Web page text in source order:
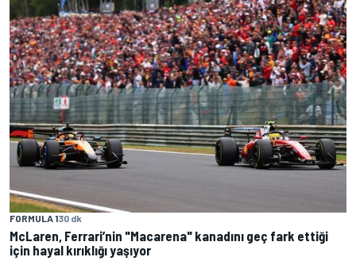
FORMULA 130 dk
McLaren, Ferrari’nin "Macarena" kanadını geç fark ettiği
için hayal kırıklığı yaşıyor